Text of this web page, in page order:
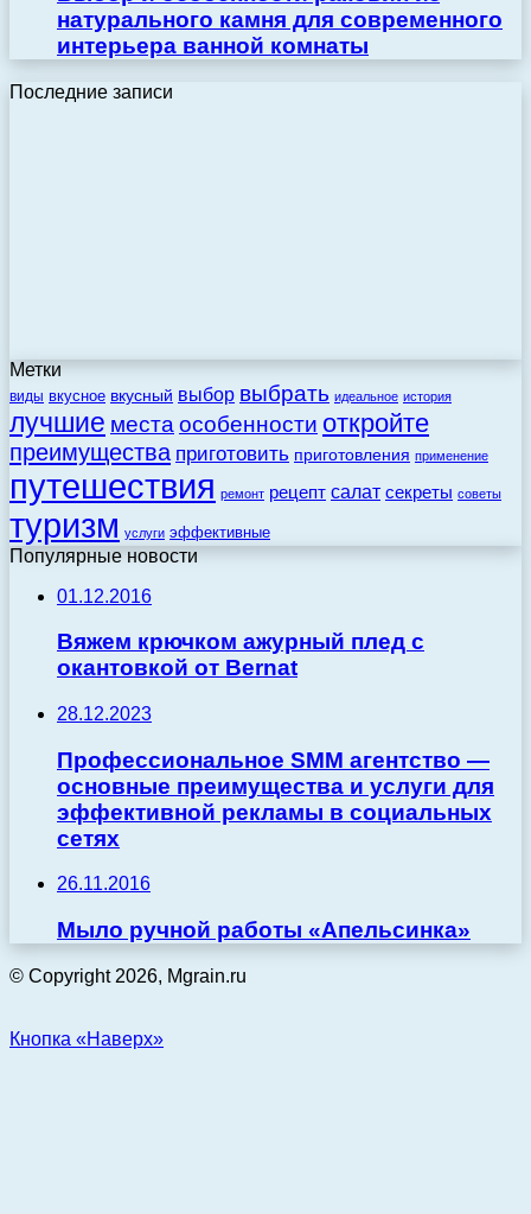
натурального камня для современного
интерьера ванной комнаты
Последние записи
Метки
виды вкусное вкусный выбор выбрать идеальное история
лучшие места особенности откройте
преимущества приготовить приготовления применение
путешествия ремонт рецепт салат секреты советы
туризм услуги эффективные
Популярные новости
01.12.2016
Вяжем крючком ажурный плед с
окантовкой от Bernat
28.12.2023
Профессиональное SMM агентство —
основные преимущества и услуги для
эффективной рекламы в социальных
сетях
26.11.2016
Мыло ручной работы «Апельсинка»
© Copyright 2026, Mgrain.ru
Кнопка «Наверх»